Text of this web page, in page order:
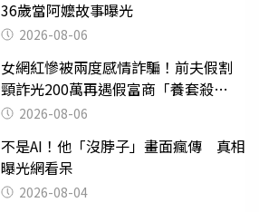
36歲當阿嬤故事曝光
2026-08-06
女網紅慘被兩度感情詐騙！前夫假割
頸詐光200萬再遇假富商「養套殺
2000萬」
2026-08-06
不是AI！他「沒脖子」畫面瘋傳 真相
曝光網看呆
2026-08-04